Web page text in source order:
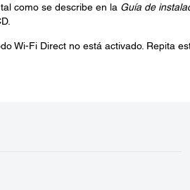
como se describe en la Guía de
Wi-Fi Direct no está activado. Repita